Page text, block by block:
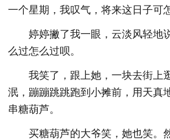
一个星期，我叹气，将来这日子可
婷婷撇了我一眼，云淡风轻地
么过怎么过呗。
我笑了，跟上她，一块去街上
泯，蹦蹦跳跳跑到小摊前，用天真
串糖葫芦。
买糖葫芦的大爷笑，她也笑。